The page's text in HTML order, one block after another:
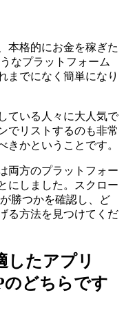
本格的にお金を稼ぎた
なプラットフォーム
までになく簡単になり
ている人々に大人気で
でリストするのも非常
きかということです。
両方のプラットフォー
にしました。スクロー
勝つかを確認し、ど
る方法を見つけてくだ
したアプリ
のどちらです